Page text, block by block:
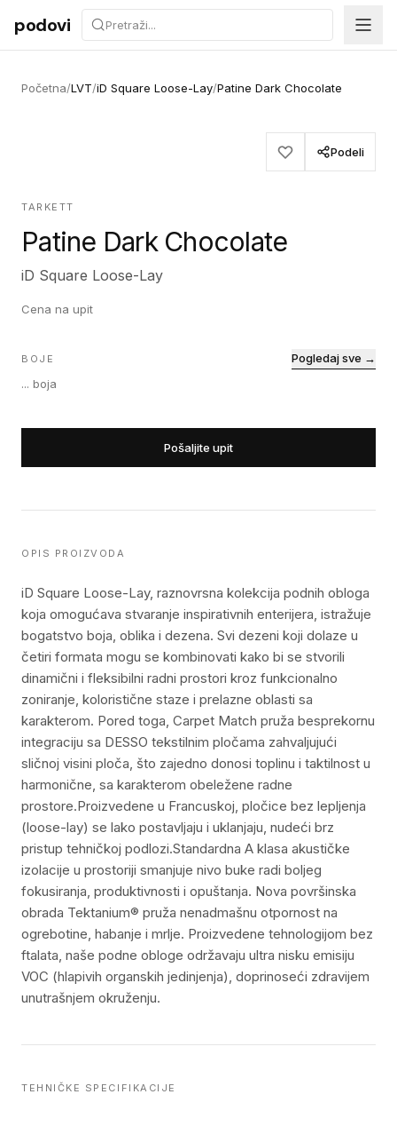
Preskoči na sadržaj
podovi
Početna/LVT/iD Square Loose-Lay/Patine Dark Chocolate
Podeli
TARKETT
Patine Dark Chocolate
iD Square Loose-Lay
Cena na upit
BOJE
... boja
Pogledaj sve →
Pošaljite upit
OPIS PROIZVODA
iD Square Loose-Lay, raznovrsna kolekcija podnih obloga
koja omogućava stvaranje inspirativnih enterijera, istražuje
bogatstvo boja, oblika i dezena. Svi dezeni koji dolaze u
četiri formata mogu se kombinovati kako bi se stvorili
dinamični i fleksibilni radni prostori kroz funkcionalno
zoniranje, koloristične staze i prelazne oblasti sa
karakterom. Pored toga, Carpet Match pruža besprekornu
integraciju sa DESSO tekstilnim pločama zahvaljujući
sličnoj visini ploča, što zajedno donosi toplinu i taktilnost u
harmonične, sa karakterom obeležene radne
prostore.Proizvedene u Francuskoj, pločice bez lepljenja
(loose-lay) se lako postavljaju i uklanjaju, nudeći brz
pristup tehničkoj podlozi.Standardna A klasa akustičke
izolacije u prostoriji smanjuje nivo buke radi boljeg
fokusiranja, produktivnosti i opuštanja. Nova površinska
obrada Tektanium® pruža nenadmašnu otpornost na
ogrebotine, habanje i mrlje. Proizvedene tehnologijom bez
ftalata, naše podne obloge održavaju ultra nisku emisiju
VOC (hlapivih organskih jedinjenja), doprinoseći zdravijem
unutrašnjem okruženju.
TEHNIČKE SPECIFIKACIJE